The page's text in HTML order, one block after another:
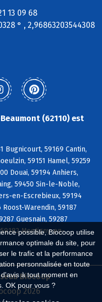
possible, Biocoop utilise
optimale du site, pour
le trafic et la performance
personnalisée en toute
à tout moment en
OK pour vous ?
13 09 68
° , 2,96863203544308
(62110) est
Bugnicourt, 59169 Cantin,
59151 Hamel, 59259
Douai, 59194 Anhiers,
59450 Sin-le-Noble,
en-Escrebieux, 59194
Warendin, 59187
Guesnain, 59287
Montigny-en-
Biocoop
2026